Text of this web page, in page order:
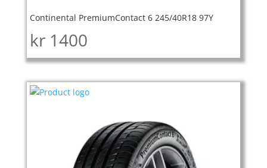
Continental PremiumContact 6 245/40R18 97Y
kr 1400